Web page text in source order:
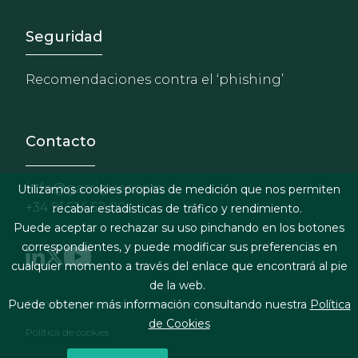
Footer - Extranet y
Seguridad
Recomendaciones contra el ‘phishing’
Contacto
info@garrigues.com
+34 91 514 52 00
Footer menu
Términos legales y condiciones de contratación
Política de cookies
Utilizamos cookies propias de medición que nos permiten
recabar estadísticas de tráfico y rendimiento.
Puede aceptar o rechazar su uso pinchando en los botones
correspondientes, y puede modificar sus preferencias en
cualquier momento a través del enlace que encontrará al pie
de la web.
Puede obtener más información consultando nuestra Política
de Cookies